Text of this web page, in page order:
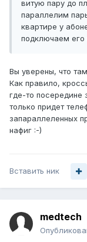
витую пару до
параллелим
квартире у
подключаем его
Вы уверены, что
Как правило,
где-то посередине
только придет
запараллеленных
нафиг :-)
Вставить ник
medtech